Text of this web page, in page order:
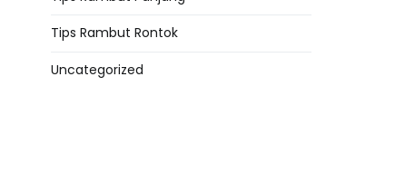
Tips Rambut Rontok
Uncategorized